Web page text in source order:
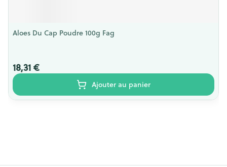
Aloes Du Cap Poudre 100g Fag
18,31 €
Ajouter au panier